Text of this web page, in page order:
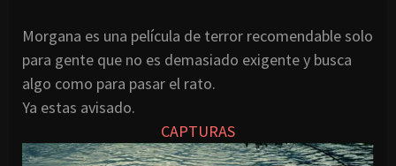
Morgana es una película de terror recomendable solo
para gente que no es demasiado exigente y busca
algo como para pasar el rato.
Ya estas avisado.
CAPTURAS